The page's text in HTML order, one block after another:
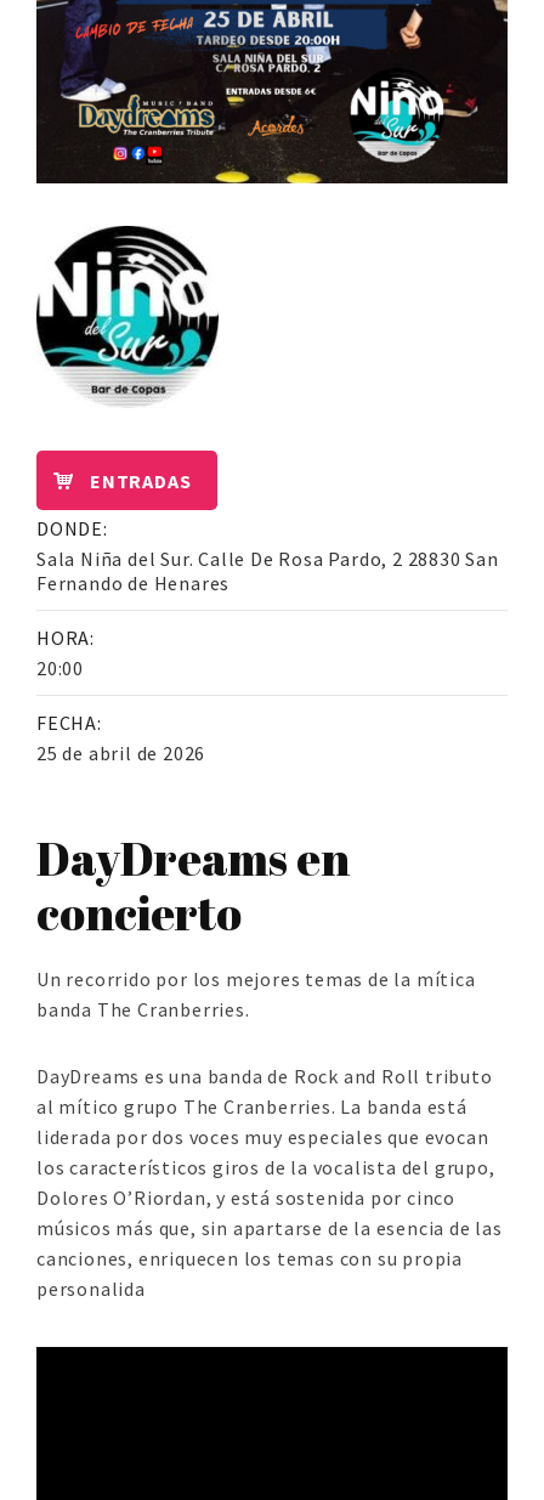
ENTRADAS
DONDE:
Sala Niña del Sur. Calle De Rosa Pardo, 2 28830 San
Fernando de Henares
HORA:
20:00
FECHA:
25 de abril de 2026
DayDreams en
concierto
Un recorrido por los mejores temas de la mítica
banda The Cranberries.
DayDreams es una banda de Rock and Roll tributo
al mítico grupo The Cranberries. La banda está
liderada por dos voces muy especiales que evocan
los característicos giros de la vocalista del grupo,
Dolores O’Riordan, y está sostenida por cinco
músicos más que, sin apartarse de la esencia de las
canciones, enriquecen los temas con su propia
personalida